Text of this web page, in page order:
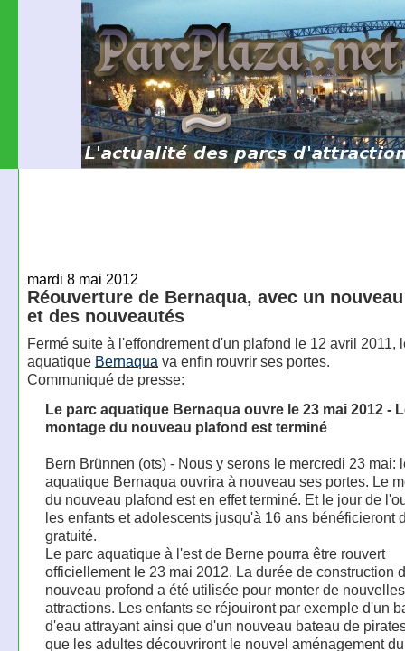
mardi 8 mai 2012
Réouverture de Bernaqua, avec un
et des nouveautés
Fermé suite à l'effondrement d'un plafond le 12 avril 2011,
aquatique Bernaqua va enfin rouvrir ses portes.
Communiqué de presse:
Le parc aquatique Bernaqua ouvre le 23 mai 2012 -
montage du nouveau plafond est terminé
Bern Brünnen (ots) - Nous y serons le mercredi 23 mai:
aquatique Bernaqua ouvrira à nouveau ses portes. Le
du nouveau plafond est en effet terminé. Et le jour de
les enfants et adolescents jusqu'à 16 ans bénéficieront
gratuité.
Le parc aquatique à l'est de Berne pourra être rouvert
officiellement le 23 mai 2012. La durée de construction
nouveau profond a été utilisée pour monter de nouvelles
attractions. Les enfants se réjouiront par exemple d'un
d'eau attrayant ainsi que d'un nouveau bateau de
que les adultes découvriront le nouvel aménagement